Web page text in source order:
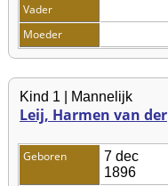
Vader
Moeder
Kind 1 | Mannelijk
Leij, Harmen van der
Geboren
7 dec
1896